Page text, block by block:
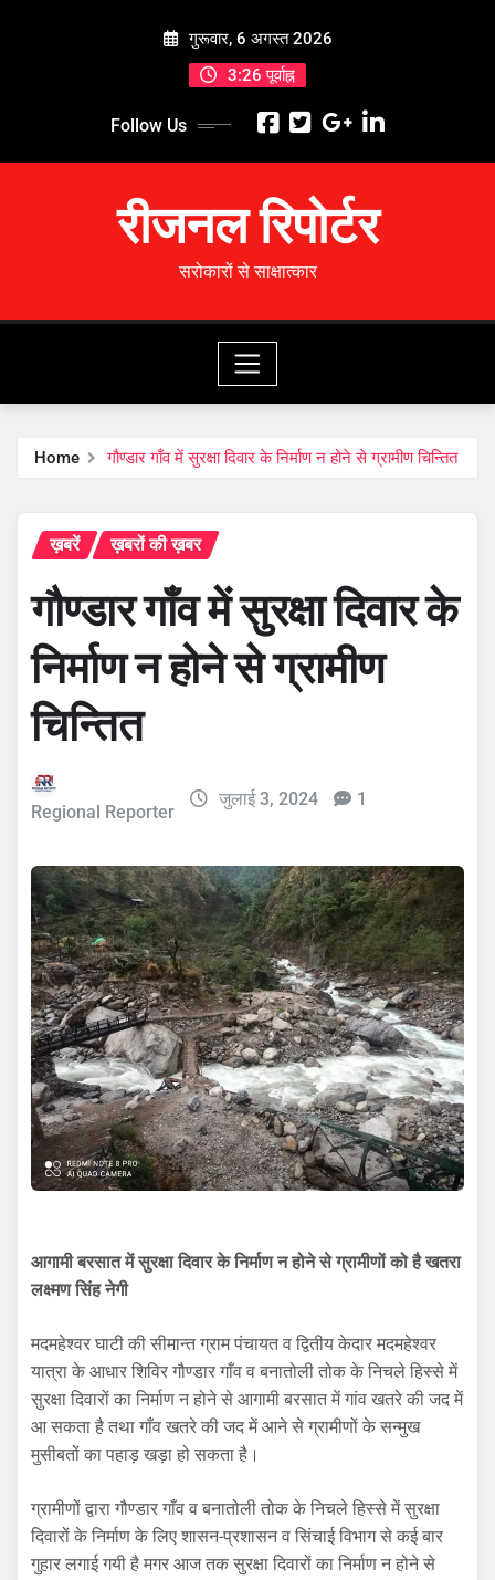
गुरूवार, 6 अगस्त 2026
3:26 पूर्वाह्न
Follow Us
रीजनल रिपोर्टर
सरोकारों से साक्षात्कार
Home गौण्डार गाँव में सुरक्षा दिवार के निर्माण न होने से ग्रामीण चिन्तित
ख़बरें ख़बरों की ख़बर
गौण्डार गाँव में सुरक्षा दिवार के
निर्माण न होने से ग्रामीण
चिन्तित
Regional Reporter
जुलाई 3, 2024 1
आगामी बरसात में सुरक्षा दिवार के निर्माण न होने से ग्रामीणों को है खतरा
लक्ष्मण सिंह नेगी
मदमहेश्वर घाटी की सीमान्त ग्राम पंचायत व द्वितीय केदार मदमहेश्वर
यात्रा के आधार शिविर गौण्डार गाँव व बनातोली तोक के निचले हिस्से में
सुरक्षा दिवारों का निर्माण न होने से आगामी बरसात में गांव खतरे की जद में
आ सकता है तथा गाँव खतरे की जद में आने से ग्रामीणों के सन्मुख
मुसीबतों का पहाड़ खड़ा हो सकता है।
ग्रामीणों द्वारा गौण्डार गाँव व बनातोली तोक के निचले हिस्से में सुरक्षा
दिवारों के निर्माण के लिए शासन-प्रशासन व सिंचाई विभाग से कई बार
गुहार लगाई गयी है मगर आज तक सुरक्षा दिवारों का निर्माण न होने से